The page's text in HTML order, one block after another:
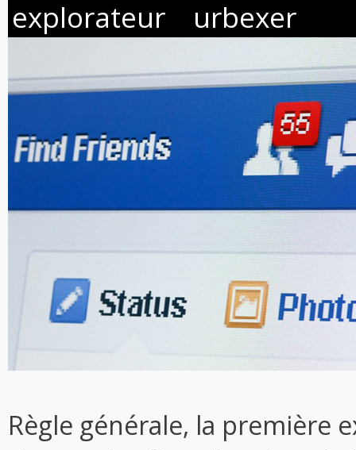
explorateur
urbexer
Règle générale, la première